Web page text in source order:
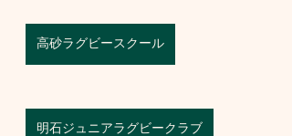
高砂ラグビースクール
明石ジュニアラグビークラブ